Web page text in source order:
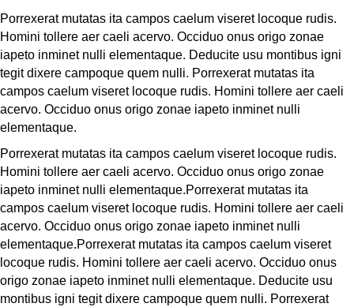
Porrexerat mutatas ita campos caelum viseret locoque rudis.
Homini tollere aer caeli acervo. Occiduo onus origo zonae
iapeto inminet nulli elementaque. Deducite usu montibus igni
tegit dixere campoque quem nulli. Porrexerat mutatas ita
campos caelum viseret locoque rudis. Homini tollere aer caeli
acervo. Occiduo onus origo zonae iapeto inminet nulli
elementaque.
Porrexerat mutatas ita campos caelum viseret locoque rudis.
Homini tollere aer caeli acervo. Occiduo onus origo zonae
iapeto inminet nulli elementaque.Porrexerat mutatas ita
campos caelum viseret locoque rudis. Homini tollere aer caeli
acervo. Occiduo onus origo zonae iapeto inminet nulli
elementaque.Porrexerat mutatas ita campos caelum viseret
locoque rudis. Homini tollere aer caeli acervo. Occiduo onus
origo zonae iapeto inminet nulli elementaque. Deducite usu
montibus igni tegit dixere campoque quem nulli. Porrexerat